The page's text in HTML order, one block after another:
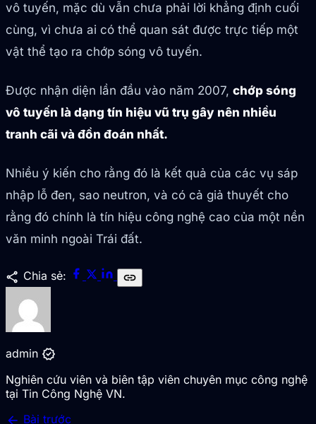
vô tuyến, mặc dù vẫn chưa phải lời khẳng định cuối
cùng, vì chưa ai có thể quan sát được trực tiếp một
vật thể tạo ra chớp sóng vô tuyến.
Được nhận diện lần đầu vào năm 2007, chớp sóng
vô tuyến là dạng tín hiệu vũ trụ gây nên nhiều
tranh cãi và đồn đoán nhất.
Nhiều ý kiến cho rằng đó là kết quả của các vụ sáp
nhập lỗ đen, sao neutron, và có cả giả thuyết cho
rằng đó chính là tín hiệu công nghệ cao của một nền
văn minh ngoài Trái đất.
share Chia sẻ: link
admin verified
Nghiên cứu viên và biên tập viên chuyên mục công nghệ
tại Tin Công Nghệ VN.
arrow_back Bài trước